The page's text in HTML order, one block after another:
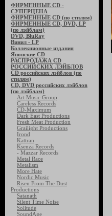
ФИРМЕННЫЕ CD -
СУПЕРЦЕНА
ФИРМЕННЫЕ CD (по стилям)
ФИРМЕННЫЕ CD, DVD, LP
(по лэйблам)
DVD, BluRay
Винил - LP
Коллекционные издания
Японские CD
РАСПРОДАЖА CD
РОССИЙСКИХ ЛЭЙБЛОВ
CD российских лэйблов (по
стилям)
CD, DVD российских лэйблов
(по лэйблам)
Art Music Group
Careless Records
CD-Maximum
Dark East Productions
Fresh Meat Production
Grailight Productions
Irond
Kattran
Ksenza Records
- Mazzar Records
Metal Race
Metalism
More Hate
Nordic Music
Risen From The Dust
Productions
Satanath
Silent Time Noise
Solitude
SoundAge